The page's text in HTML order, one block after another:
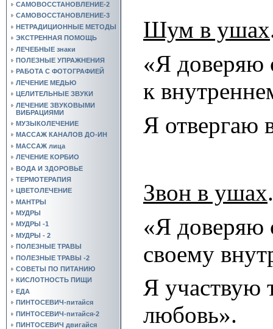
САМОВОССТАНОВЛЕНИЕ-2
САМОВОССТАНОВЛЕНИЕ-3
НЕТРАДИЦИОННЫЕ МЕТОДЫ
ЭКСТРЕННАЯ ПОМОЩЬ
ЛЕЧЕБНЫЕ знаки
ПОЛЕЗНЫЕ УПРАЖНЕНИЯ
РАБОТА С ФОТОГРАФИЕЙ
ЛЕЧЕНИЕ МЕДЬЮ
ЦЕЛИТЕЛЬНЫЕ ЗВУКИ
ЛЕЧЕНИЕ ЗВУКОВЫМИ
ВИБРАЦИЯМИ
МУЗЫКОЛЕЧЕНИЕ
МАССАЖ КАНАЛОВ ДО-ИН
МАССАЖ лица
ЛЕЧЕНИЕ КОРБИО
ВОДА И ЗДОРОВЬЕ
ТЕРМОТЕРАПИЯ
ЦВЕТОЛЕЧЕНИЕ
МАНТРЫ
МУДРЫ
МУДРЫ -1
МУДРЫ - 2
ПОЛЕЗНЫЕ ТРАВЫ
ПОЛЕЗНЫЕ ТРАВЫ -2
СОВЕТЫ ПО ПИТАНИЮ
КИСЛОТНОСТЬ ПИЩИ
ЕДА
ПИНТОСЕВИЧ-питайся
ПИНТОСЕВИЧ-питайся-2
ПИНТОСЕВИЧ двигайся
Шум в ушах
«Я доверяю
к
Я отвергаю
Звон в ушах.
«Я доверяю
своему
Я участвую
любовь».